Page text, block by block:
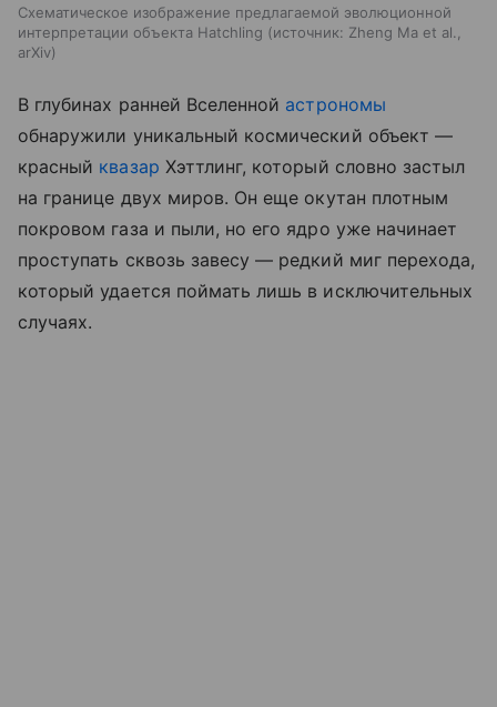
Схематическое изображение предлагаемой эволюционной
интерпретации объекта Hatchling
источник: Zheng Ma et al.,
arXiv
В глубинах ранней Вселенной астрономы
обнаружили уникальный космический объект —
красный квазар Хэттлинг, который словно застыл
на границе двух миров. Он еще окутан плотным
покровом газа и пыли, но его ядро уже начинает
проступать сквозь завесу — редкий миг перехода,
который удается поймать лишь в исключительных
случаях.